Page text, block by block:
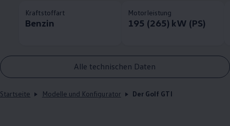
Kraftstoffart
Benzin
Motorleistung
195 (265) kW (PS)
Alle technischen Daten
Startseite Modelle und Konfigurator Der Golf GTI